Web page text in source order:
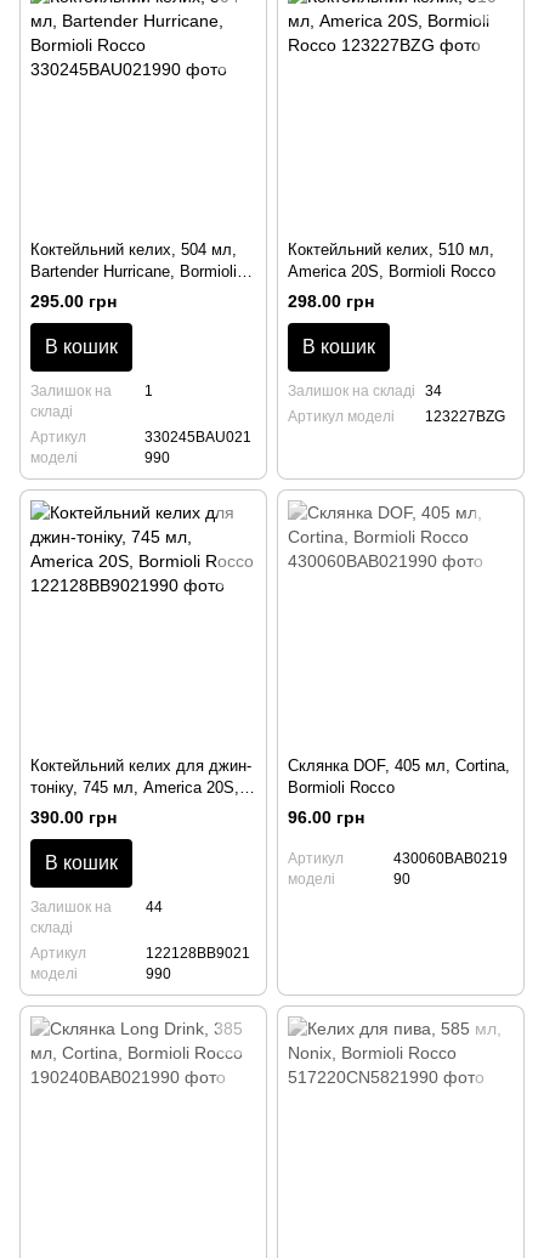
Коктейльний келих, 504 мл,
Bartender Hurricane, Bormioli
Rocco
295.00 грн
В кошик
Залишок на
складі
1
Артикул
моделі
330245BAU021
990
Коктейльний келих, 510 мл,
America 20S, Bormioli Rocco
298.00 грн
В кошик
Залишок на складі
34
Артикул моделі
123227BZG
Коктейльний келих для джин-
тоніку, 745 мл, America 20S,
Bormioli Rocco
390.00 грн
В кошик
Залишок на
складі
44
Артикул
моделі
122128BB9021
990
Склянка DOF, 405 мл, Cortina,
Bormioli Rocco
96.00 грн
Артикул
моделі
430060BAB0219
90